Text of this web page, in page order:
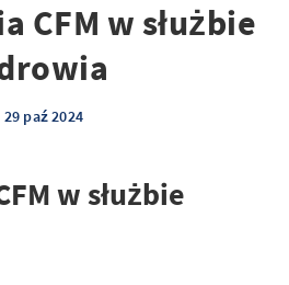
CFM w służbie
29 paź 2024
w służbie